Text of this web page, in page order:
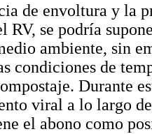
de envoltura y la
RV, se podría
ambiente, sin
condiciones de
Durante
viral a lo largo
el abono como